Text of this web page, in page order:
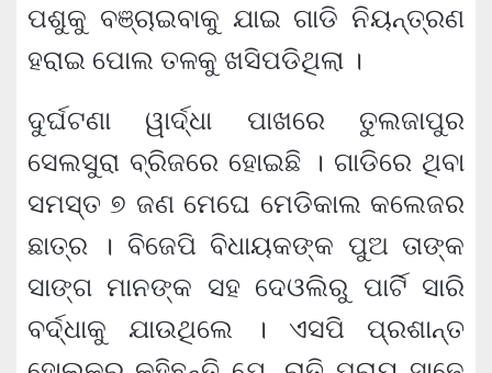
ପଶୁକୁ ବଞ୍ଚାଇବାକୁ ଯାଇ ଗାଡି ନିୟନ୍ତ୍ରଣ
ହରାଇ ପୋଲ ତଳକୁ ଖସିପଡିଥିଲା ।
ଦୁର୍ଘଟଣା ୱାର୍ଦ୍ଧା ପାଖରେ ତୁଲଜାପୁର
ସେଲସୁରା ବ୍ରିଜରେ ହୋଇଛି । ଗାଡିରେ ଥିବା
ସମସ୍ତ ୭ ଜଣ ମେଘେ ମେଡିକାଲ କଲେଜର
ଛାତ୍ର । ବିଜେପି ବିଧାୟକଙ୍କ ପୁଅ ତାଙ୍କ
ସାଙ୍ଗ ମାନଙ୍କ ସହ ଦେଓଲିରୁ ପାର୍ଟି ସାରି
ବର୍ଦ୍ଧାକୁ ଯାଉଥିଲେ । ଏସପି ପ୍ରଶାନ୍ତ